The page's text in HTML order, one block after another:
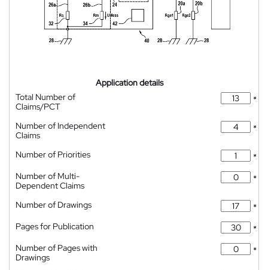
Application details
Total Number of
Claims/PCT
*
Number of Independent
Claims
*
Number of Priorities
*
Number of Multi-
Dependent Claims
*
Number of Drawings
*
Pages for Publication
*
Number of Pages with
Drawings
*